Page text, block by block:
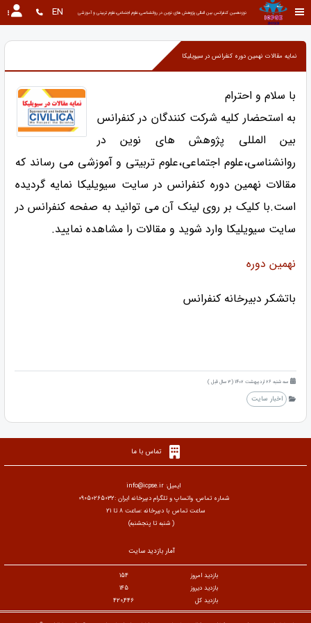
نوزدهمین کنفرانس بین المللی پژوهش های نوین در روانشناسی،علوم اجتماعی،علوم تربیتی و آموزشی EN
نمایه مقالات نهمین دوره کنفرانس در سیویلیکا
با سلام و احترام
به استحضار کلیه شرکت کنندگان در کنفرانس
بین المللی پژوهش های نوین در
روانشناسی،علوم اجتماعی،علوم تربیتی و آموزشی می رساند که
مقالات نهمین دوره کنفرانس در سایت سیویلیکا نمایه گردیده
است.با کلیک بر روی لینک آن می توانید به صفحه کنفرانس در
سایت سیویلیکا وارد شوید و مقالات را مشاهده نمایید.
نهمین دوره
باتشکر دبیرخانه کنفرانس
سه شنبه 26 اردیبهشت 1402 (3 سال قبل )
اخبار سایت
تماس با ما
ایمیل: info@icpse.ir
شماره تماس، واتساپ و تلگرام دبیرخانه ایران :09050265032
ساعت تماس با دبیرخانه :ساعت 8 تا 21
( شنبه تا پنجشنبه)
آمار بازدید سایت
بازدید امروز
154
بازدید دیروز
145
بازدید کل
420,446